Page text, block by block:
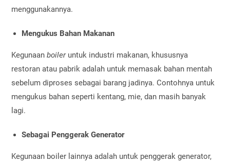
menggunakannya.
Mengukus Bahan Makanan
Kegunaanboiler untuk industri makanan, khususnya
restoran atau pabrik adalah untuk memasak bahan mentah
sebelum diproses sebagai barang jadinya. Contohnya untuk
mengukus bahan seperti kentang, mie, dan masih banyak
lagi.
Sebagai Penggerak Generator
Kegunaan boiler lainnya adalah untuk penggerak generator,